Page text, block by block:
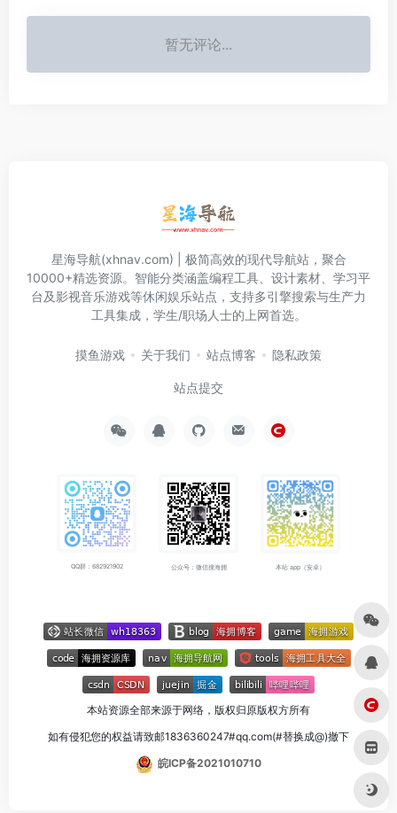
暂无评论...
星海导航(xhnav.com) | 极简高效的现代导航站，聚合
10000+精选资源。智能分类涵盖编程工具、设计素材、学习平
台及影视音乐游戏等休闲娱乐站点，支持多引擎搜索与生产力
工具集成，学生/职场人士的上网首选。
摸鱼游戏 关于我们 站点博客 隐私政策
站点提交
QQ群：682921902 公众号：微信搜海拥 本站 app（安卓）
本站资源全部来源于网络，版权归原版权方所有
如有侵犯您的权益请致邮1836360247#qq.com(#替换成@)撤下
皖ICP备2021010710